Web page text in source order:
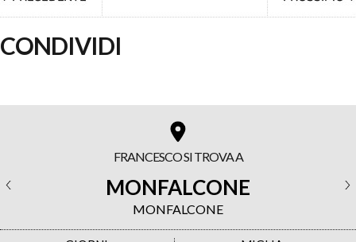
CONDIVIDI
FRANCESCO SI TROVA A
MONFALCONE
MONFALCONE